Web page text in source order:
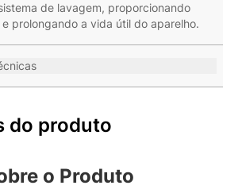
de lavagem, proporcionando
prolongando a vida útil do aparelho.
do produto
o Produto